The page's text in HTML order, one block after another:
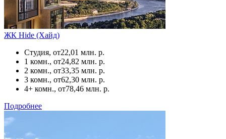
ЖК Hide (Хайд)
Студия, от22,01 млн. р.
1 комн., от24,82 млн. р.
2 комн., от33,35 млн. р.
3 комн., от62,30 млн. р.
4+ комн., от78,46 млн. р.
Подробнее